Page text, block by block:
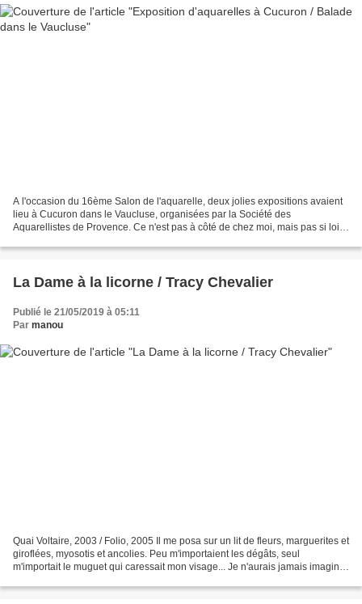
A l'occasion du 16ème Salon de l'aquarelle, deux jolies expositions avaient
lieu à Cucuron dans le Vaucluse, organisées par la Société des
Aquarellistes de Provence. Ce n'est pas à côté de chez moi, mais pas si loin
La Dame à la licorne / Tracy Chevalier
Publié le 21/05/2019 à 05:11
Par manou
Quai Voltaire, 2003 / Folio, 2005 Il me posa sur un lit de fleurs, marguerites et
giroflées, myosotis et ancolies. Peu m'importaient les dégâts, seul
m'importait le muguet qui caressait mon visage... Je n'aurais jamais imaginé